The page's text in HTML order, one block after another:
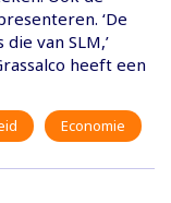
‘De
van SLM,’
heeft een
Economie